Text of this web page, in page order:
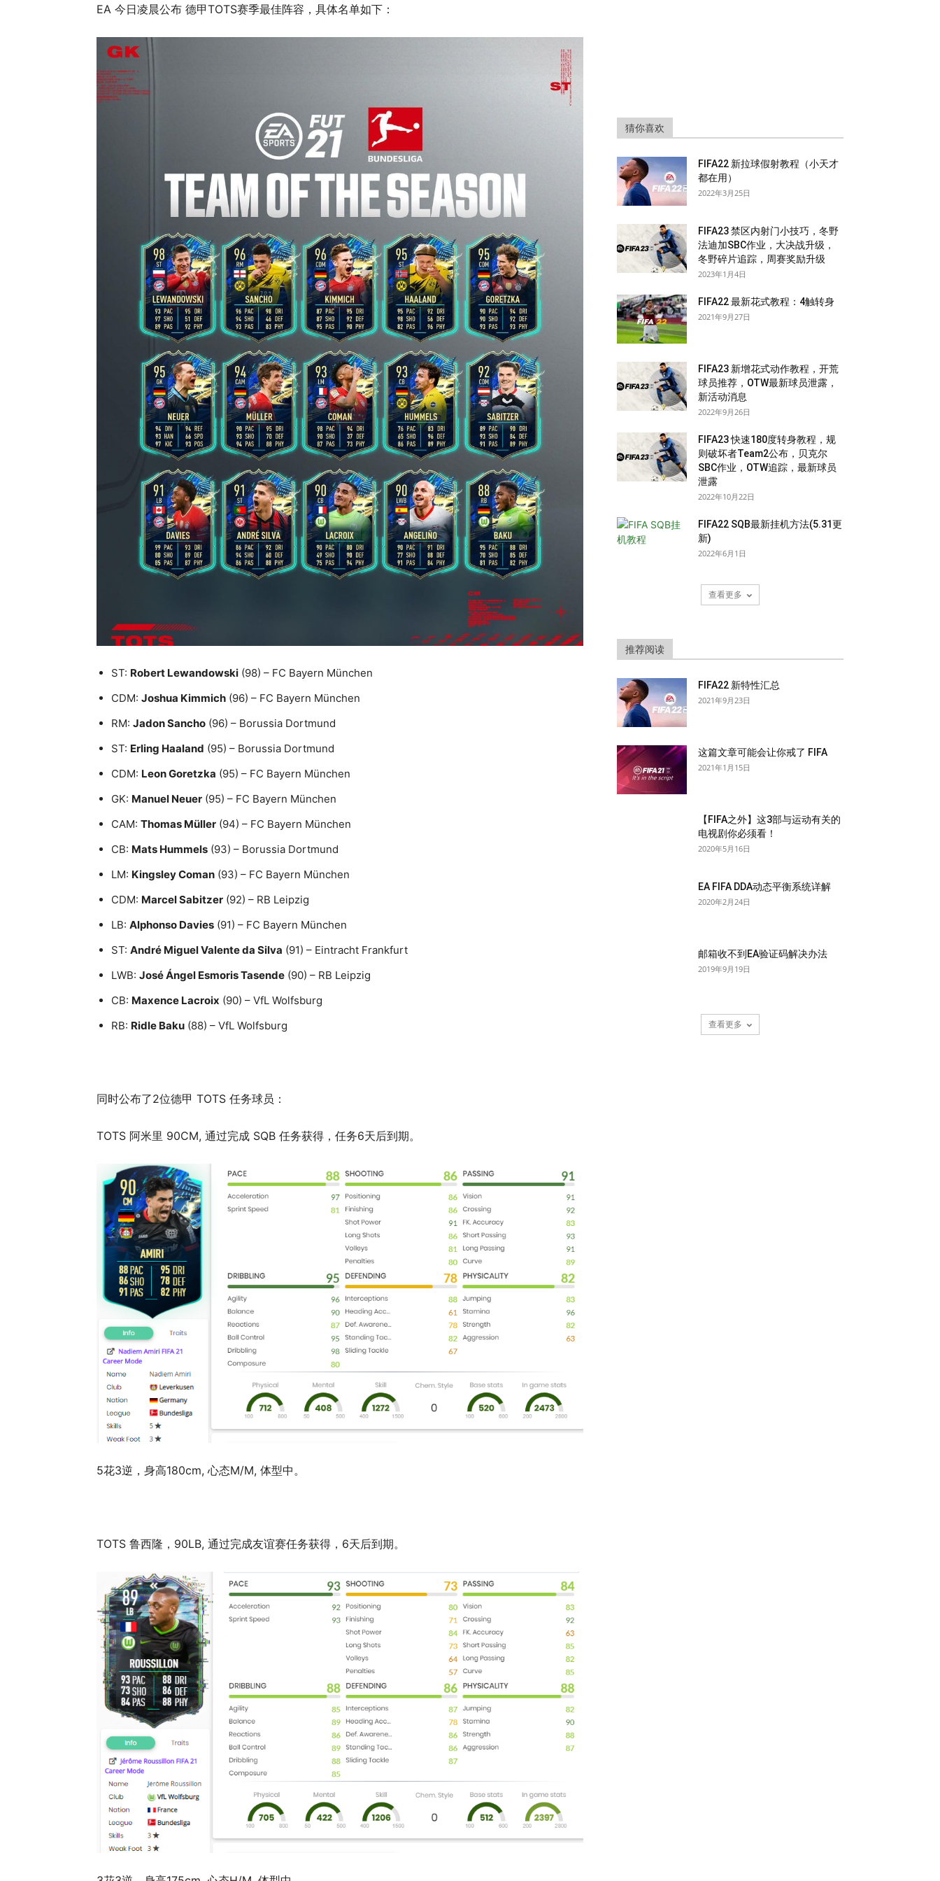
EA 今日凌晨公布 德甲TOTS赛季最佳阵容，具体名单如下：
ST: Robert Lewandowski (98) – FC Bayern München
CDM: Joshua Kimmich (96) – FC Bayern München
RM: Jadon Sancho (96) – Borussia Dortmund
ST: Erling Haaland (95) – Borussia Dortmund
CDM: Leon Goretzka (95) – FC Bayern München
GK: Manuel Neuer (95) – FC Bayern München
CAM: Thomas Müller (94) – FC Bayern München
CB: Mats Hummels (93) – Borussia Dortmund
LM: Kingsley Coman (93) – FC Bayern München
CDM: Marcel Sabitzer (92) – RB Leipzig
LB: Alphonso Davies (91) – FC Bayern München
ST: André Miguel Valente da Silva (91) – Eintracht Frankfurt
LWB: José Ángel Esmoris Tasende (90) – RB Leipzig
CB: Maxence Lacroix (90) – VfL Wolfsburg
RB: Ridle Baku (88) – VfL Wolfsburg
同时公布了2位德甲 TOTS 任务球员：
TOTS 阿米里 90CM, 通过完成 SQB 任务获得，任务6天后到期。
5花3逆，身高180cm, 心态M/M, 体型中。
TOTS 鲁西隆，90LB, 通过完成友谊赛任务获得，6天后到期。
猜你喜欢
FIFA22 新拉球假射教程（小天才
都在用）
2022年3月25日
FIFA23 禁区内射门小技巧，冬野
法迪加SBC作业，大决战升级，
冬野碎片追踪，周赛奖励升级
2023年1月4日
FIFA22 最新花式教程：4触转身
2021年9月27日
FIFA23 新增花式动作教程，开荒
球员推荐，OTW最新球员泄露，
新活动消息
2022年9月26日
FIFA23 快速180度转身教程，规
则破坏者Team2公布，贝克尔
SBC作业，OTW追踪，最新球员
泄露
2022年10月22日
FIFA22 SQB最新挂机方法(5.31更
新)
2022年6月1日
查看更多
推荐阅读
FIFA22 新特性汇总
2021年9月23日
这篇文章可能会让你戒了 FIFA
2021年1月15日
【FIFA之外】这3部与运动有关的
电视剧你必须看！
2020年5月16日
EA FIFA DDA动态平衡系统详解
2020年2月24日
邮箱收不到EA验证码解决办法
2019年9月19日
查看更多